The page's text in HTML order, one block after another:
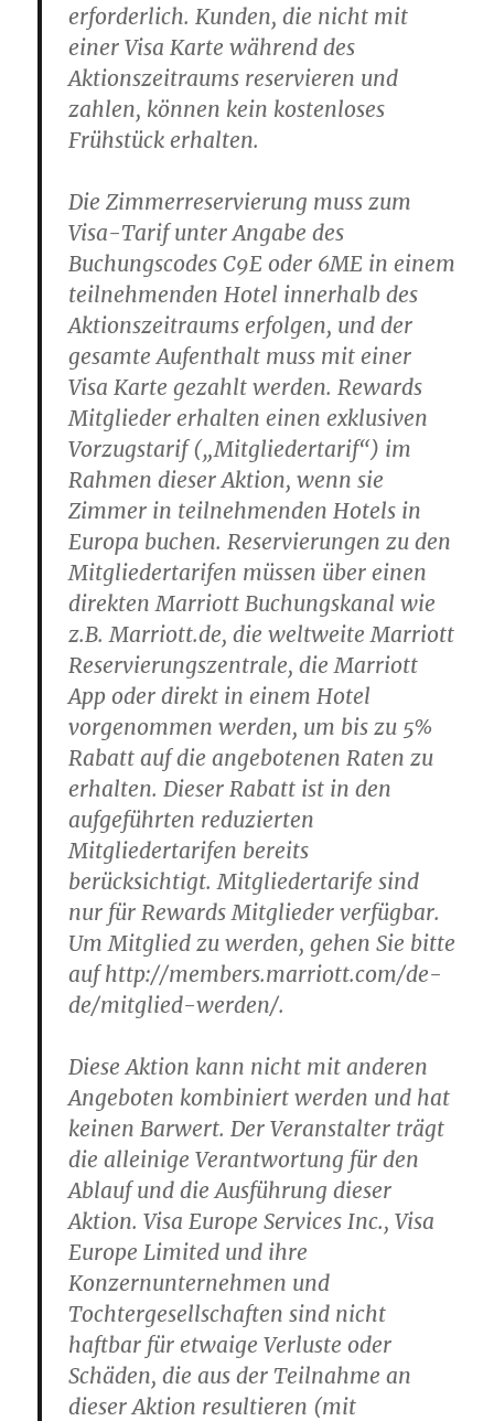
erforderlich. Kunden, die nicht mit
einer Visa Karte während des
Aktionszeitraums reservieren und
zahlen, können kein kostenloses
Frühstück erhalten.
Die Zimmerreservierung muss zum
Visa-Tarif unter Angabe des
Buchungscodes C9E oder 6ME in einem
teilnehmenden Hotel innerhalb des
Aktionszeitraums erfolgen, und der
gesamte Aufenthalt muss mit einer
Visa Karte gezahlt werden. Rewards
Mitglieder erhalten einen exklusiven
Vorzugstarif („Mitgliedertarif“) im
Rahmen dieser Aktion, wenn sie
Zimmer in teilnehmenden Hotels in
Europa buchen. Reservierungen zu den
Mitgliedertarifen müssen über einen
direkten Marriott Buchungskanal wie
z.B. Marriott.de, die weltweite Marriott
Reservierungszentrale, die Marriott
App oder direkt in einem Hotel
vorgenommen werden, um bis zu 5%
Rabatt auf die angebotenen Raten zu
erhalten. Dieser Rabatt ist in den
aufgeführten reduzierten
Mitgliedertarifen bereits
berücksichtigt. Mitgliedertarife sind
nur für Rewards Mitglieder verfügbar.
Um Mitglied zu werden, gehen Sie bitte
auf http://members.marriott.com/de-
de/mitglied-werden/.
Diese Aktion kann nicht mit anderen
Angeboten kombiniert werden und hat
keinen Barwert. Der Veranstalter trägt
die alleinige Verantwortung für den
Ablauf und die Ausführung dieser
Aktion. Visa Europe Services Inc., Visa
Europe Limited und ihre
Konzernunternehmen und
Tochtergesellschaften sind nicht
haftbar für etwaige Verluste oder
Schäden, die aus der Teilnahme an
dieser Aktion resultieren (mit